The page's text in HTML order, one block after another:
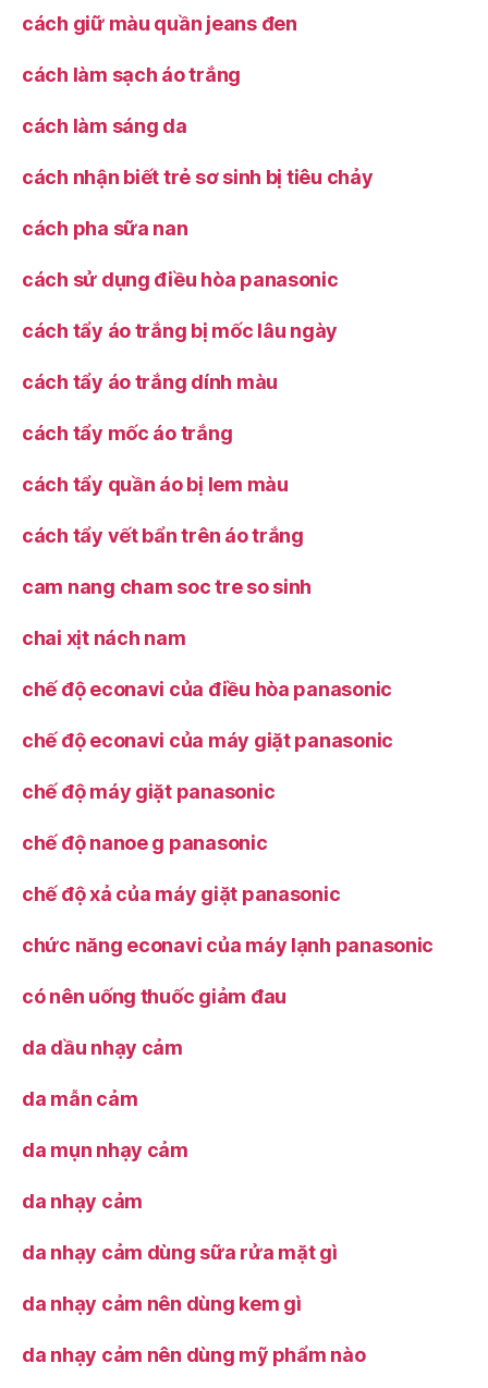
cách giữ màu quần jeans đen
cách làm sạch áo trắng
cách làm sáng da
cách nhận biết trẻ sơ sinh bị tiêu chảy
cách pha sữa nan
cách sử dụng điều hòa panasonic
cách tẩy áo trắng bị mốc lâu ngày
cách tẩy áo trắng dính màu
cách tẩy mốc áo trắng
cách tẩy quần áo bị lem màu
cách tẩy vết bẩn trên áo trắng
cam nang cham soc tre so sinh
chai xịt nách nam
chế độ econavi của điều hòa panasonic
chế độ econavi của máy giặt panasonic
chế độ máy giặt panasonic
chế độ nanoe g panasonic
chế độ xả của máy giặt panasonic
chức năng econavi của máy lạnh panasonic
có nên uống thuốc giảm đau
da dầu nhạy cảm
da mẫn cảm
da mụn nhạy cảm
da nhạy cảm
da nhạy cảm dùng sữa rửa mặt gì
da nhạy cảm nên dùng kem gì
da nhạy cảm nên dùng mỹ phẩm nào